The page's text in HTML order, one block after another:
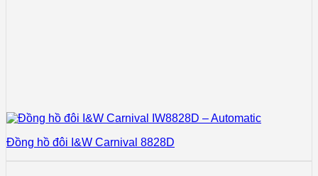
Đồng hồ đôi I&W Carnival 8828D